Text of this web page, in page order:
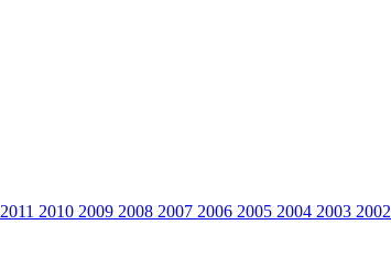
2011 2010 2009 2008 2007 2006 2005 2004 2003 2002